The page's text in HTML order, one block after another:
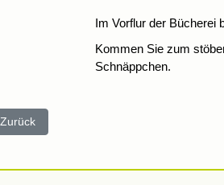
Im Vorflur der Bücherei
Kommen Sie zum
Schnäppchen.
Beitrag: Medienrückgabebox
Zurück